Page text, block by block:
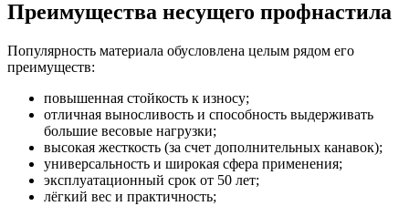
Преимущества несущего профнастила
Популярность материала обусловлена целым рядом его
преимуществ:
повышенная стойкость к износу;
отличная выносливость и способность выдерживать
большие весовые нагрузки;
высокая жесткость (за счет дополнительных канавок);
универсальность и широкая сфера применения;
эксплуатационный срок от 50 лет;
лёгкий вес и практичность;